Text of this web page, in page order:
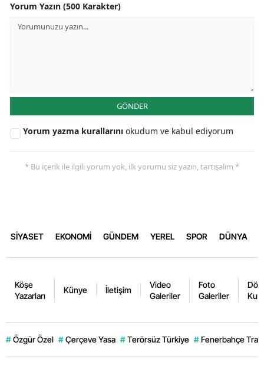
Yorum Yazın (500 Karakter)
GÖNDER
Yorum yazma kurallarını okudum ve kabul ediyorum
* Bu içerik ile ilgili yorum yok, ilk yorumu siz yazın, tartışalım *
SİYASET EKONOMİ GÜNDEM YEREL SPOR DÜNYA
Köşe
Yazarları
Künye İletişim
Video
Galeriler
Foto
Galeriler
# Özgür Özel # Çerçeve Yasa # Terörsüz Türkiye # Fenerbahçe